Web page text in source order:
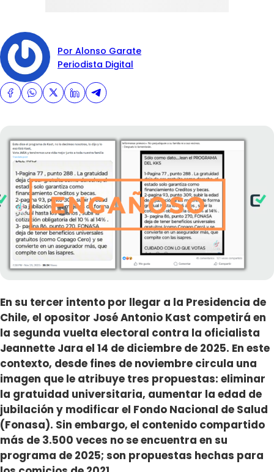
Por Alonso Garate
Periodista Digital
En su tercer intento por llegar a la Presidencia de
Chile, el opositor José Antonio Kast competirá en
la segunda vuelta electoral contra la oficialista
Jeannette Jara el 14 de diciembre de 2025. En este
contexto, desde fines de noviembre circula una
imagen que le atribuye tres propuestas: eliminar
la gratuidad universitaria, aumentar la edad de
jubilación y modificar el Fondo Nacional de Salud
(Fonasa). Sin embargo, el contenido compartido
más de 3.500 veces no se encuentra en su
programa de 2025; son propuestas hechas para